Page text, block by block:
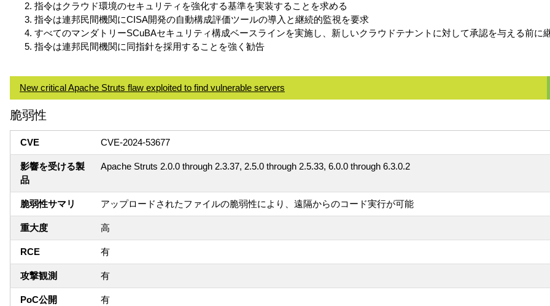
指令はクラウド環境のセキュリティを強化する基準を実装することを求める
指令は連邦民間機関にCISA開発の自動構成評価ツールの導入と継続的監視を要求
すべてのマンダトリーSCuBAセキュリティ構成ベースラインを実施し、新しいクラウドテナントに対して承認を与える前に
指令は連邦民間機関に同指針を採用することを強く勧告
New critical Apache Struts flaw exploited to find vulnerable servers
脆弱性
CVE CVE-2024-53677
影響を受ける製
品
Apache Struts 2.0.0 through 2.3.37, 2.5.0 through 2.5.33, 6.0.0 through 6.3.0.2
脆弱性サマリ アップロードされたファイルの脆弱性により、遠隔からのコード実行が可能
重大度 高
RCE 有
攻撃観測 有
PoC公開 有